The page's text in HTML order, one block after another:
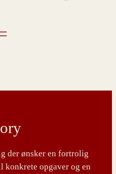
der ønsker en fortrolig
konkrete opgaver og en